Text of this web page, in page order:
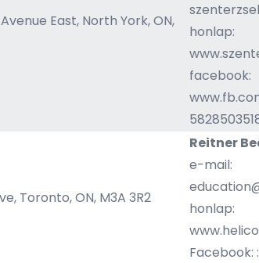
East, North York, ON,
honlap:
facebook:
Toronto, ON, M3A 3R2
Reitner
e-mail:
honlap:
Facebook: :